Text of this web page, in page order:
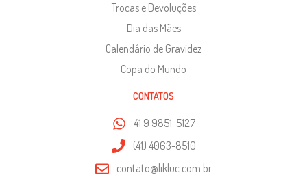
Trocas e Devoluções
Dia das Mães
Calendário de Gravidez
Copa do Mundo
CONTATOS
41 9 9851-5127
(41) 4063-8510
contato@likluc.com.br